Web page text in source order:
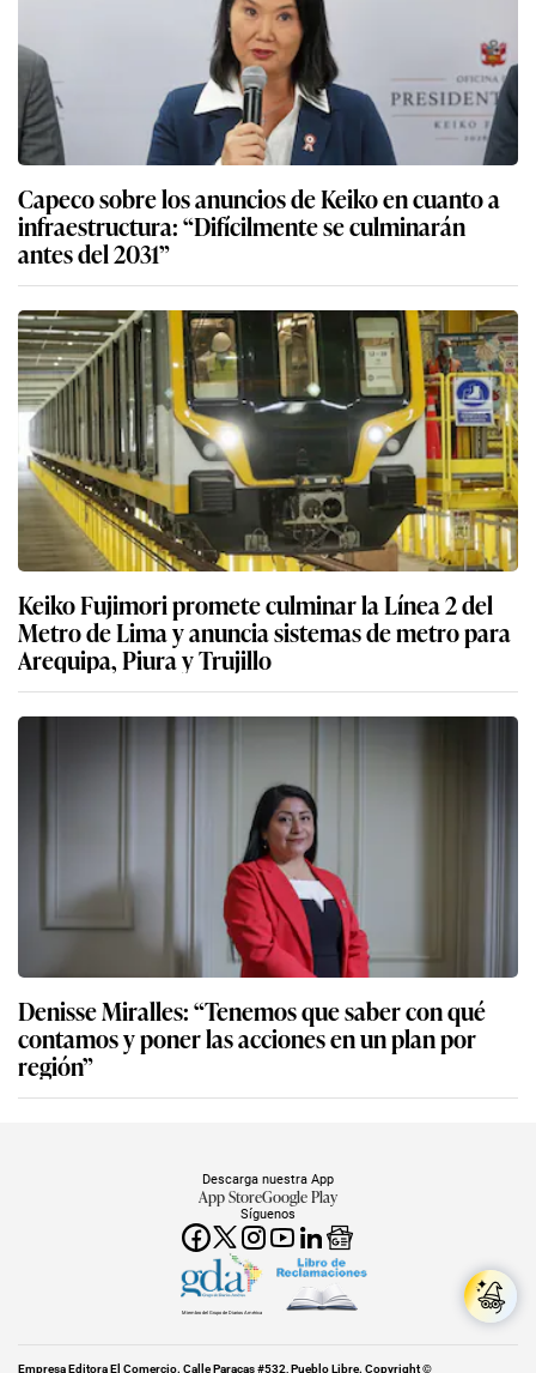
Capeco sobre los anuncios de Keiko en cuanto a
infraestructura: “Difícilmente se culminarán
antes del 2031”
Keiko Fujimori promete culminar la Línea 2 del
Metro de Lima y anuncia sistemas de metro para
Arequipa, Piura y Trujillo
Denisse Miralles: “Tenemos que saber con qué
contamos y poner las acciones en un plan por
región”
Síguenos
Descarga nuestra App
App StoreGoogle Play
Miembro del Grupo de Diarios América
Empresa Editora El Comercio. Calle Paracas #532, Pueblo Libre. Copyright ©